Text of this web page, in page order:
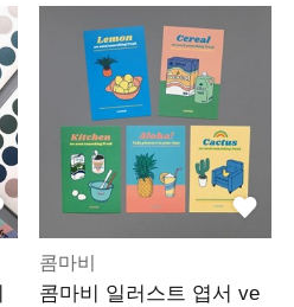
콤마비
콤마비 일러스트 엽서 ve